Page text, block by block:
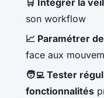
son workflow
📈 Paramétrer
face aux
🧑‍💻 Tester
fonctionnalités